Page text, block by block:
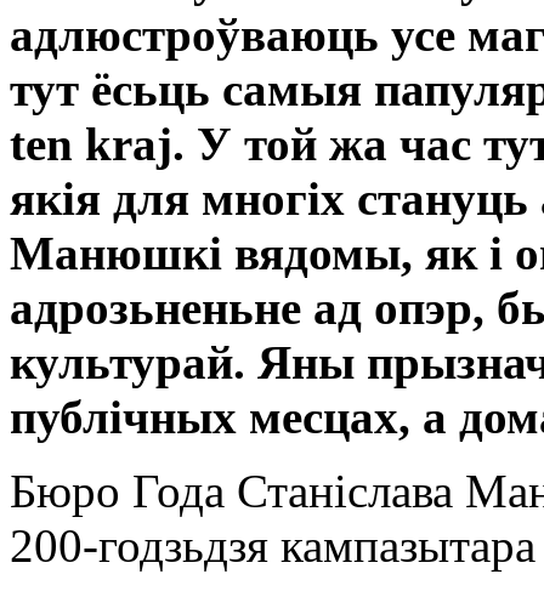
адлюстроўваюць усе
тут ёсьць самыя
ten kraj. У той жа час
якія для многіх
Манюшкі вядомы, як і
адрозьненьне ад опэр,
культурай. Яны
публічных месцах, а
Бюро Года Станіслава
200-годзьдзя